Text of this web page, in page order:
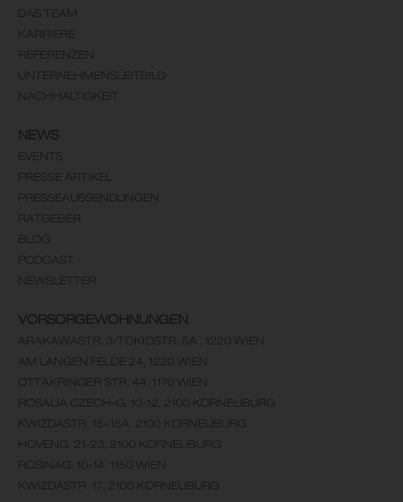
DAS TEAM
KARRIERE
REFERENZEN
UNTERNEHMENSLEITBILD
NACHHALTIGKEIT
NEWS
EVENTS
PRESSE ARTIKEL
PRESSEAUSSENDUNGEN
RATGEBER
BLOG
PODCAST
NEWSLETTER
VORSORGEWOHNUNGEN
ARAKAWASTR. 3/TOKIOSTR. 5A , 1220 WIEN
AM LANGEN FELDE 24, 1220 WIEN
OTTAKRINGER STR. 44, 1170 WIEN
ROSALIA CZECH-G. 10-12, 2100 KORNEUBURG
KWIZDASTR. 15+15A, 2100 KORNEUBURG
HOVENG. 21-23, 2100 KORNEUBURG
ROSINAG. 10-14, 1150 WIEN
KWIZDASTR. 17, 2100 KORNEUBURG